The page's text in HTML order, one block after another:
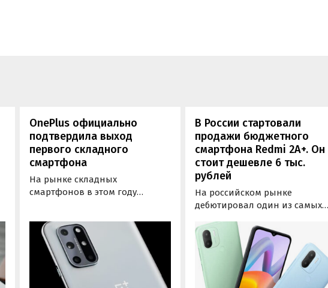
OnePlus официально
подтвердила выход
первого складного
смартфона
На рынке складных
смартфонов в этом году
официально объявила о
выходе своего первого
смартфона со складной
конструкцией.
В России стартовали
продажи бюджетного
смартфона Redmi 2A+. Он
стоит дешевле 6 тыс.
рублей
На российском рынке
дебютировал один из самых
Речь идет о Redmi 2A+, который
пришел на смену Redmi 1A+ и
оказался дешевле 6 тыс.
рублей. Xiaomi продает в
России ультрабюджетный